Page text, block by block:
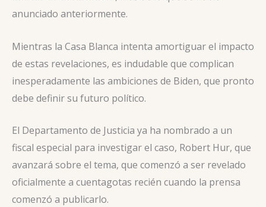
anunciado anteriormente.
Mientras la Casa Blanca intenta amortiguar el impacto
de estas revelaciones, es indudable que complican
inesperadamente las ambiciones de Biden, que pronto
debe definir su futuro político.
El Departamento de Justicia ya ha nombrado a un
fiscal especial para investigar el caso, Robert Hur, que
avanzará sobre el tema, que comenzó a ser revelado
oficialmente a cuentagotas recién cuando la prensa
comenzó a publicarlo.